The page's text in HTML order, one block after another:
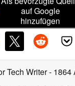
auf Google
hinzufügen
Tech Writer- 1864